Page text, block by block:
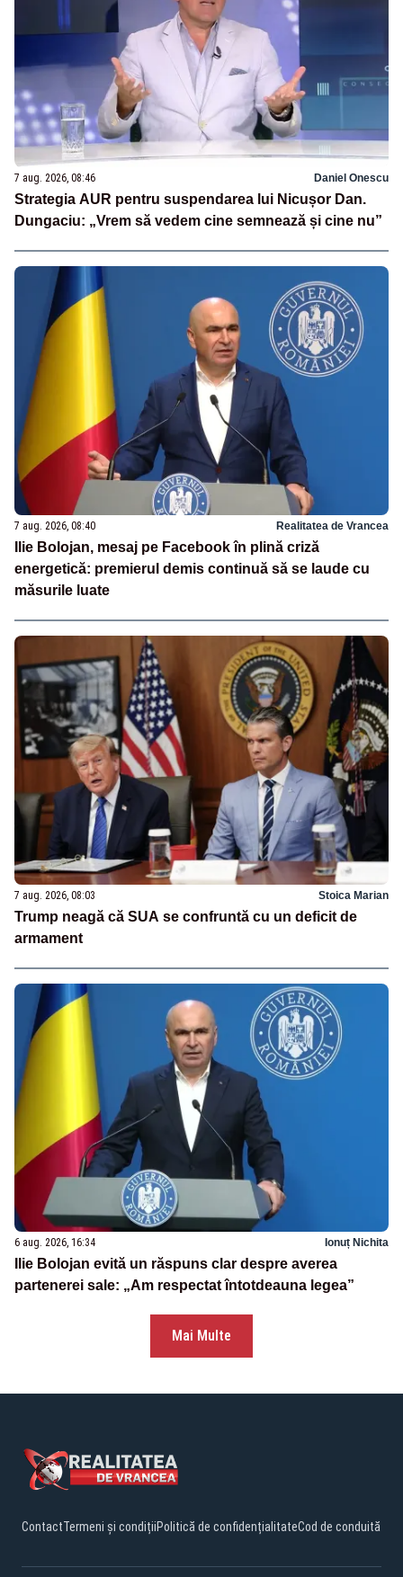
7 aug. 2026, 08:46 Daniel Onescu
Strategia AUR pentru suspendarea lui Nicușor Dan.
Dungaciu: „Vrem să vedem cine semnează și cine nu”
7 aug. 2026, 08:40 Realitatea de Vrancea
Ilie Bolojan, mesaj pe Facebook în plină criză
energetică: premierul demis continuă să se laude cu
măsurile luate
7 aug. 2026, 08:03 Stoica Marian
Trump neagă că SUA se confruntă cu un deficit de
armament
6 aug. 2026, 16:34 Ionuț Nichita
Ilie Bolojan evită un răspuns clar despre averea
partenerei sale: „Am respectat întotdeauna legea”
Mai Multe
ContactTermeni și condițiiPolitică de confidențialitateCod de conduită